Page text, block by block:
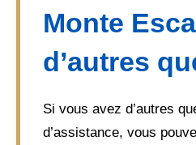
Monte
d’autres
Si vous avez d’autres
d’assistance, vous